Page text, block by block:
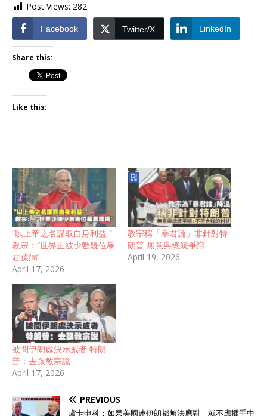
Post Views: 282
Facebook Twitter/X LinkedIn
Share this:
Like this:
“以上帝之名謀取自身利益 ”
教宗：“世界正被少數幾位暴
君蹂躪”
April 17, 2026
教宗稱「暴君論」非針對特
朗普 無意與總統爭辯
April 19, 2026
被問伊朗處決示威者 特朗
普：去跟教宗說
April 17, 2026
PREVIOUS
盧卡申科：如果美國連伊朗都無法應對 就不應插手中